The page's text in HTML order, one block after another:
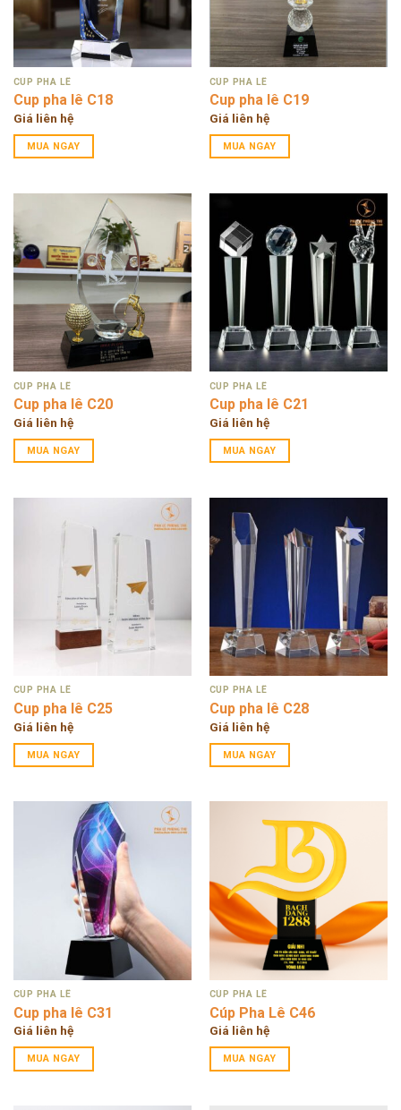
CÚP PHA LÊ
Cup pha lê C18
Giá liên hệ
MUA NGAY
CÚP PHA LÊ
Cup pha lê C19
Giá liên hệ
MUA NGAY
CÚP PHA LÊ
Cup pha lê C20
Giá liên hệ
MUA NGAY
CÚP PHA LÊ
Cup pha lê C21
Giá liên hệ
MUA NGAY
CÚP PHA LÊ
Cup pha lê C25
Giá liên hệ
MUA NGAY
CÚP PHA LÊ
Cup pha lê C28
Giá liên hệ
MUA NGAY
CÚP PHA LÊ
Cup pha lê C31
Giá liên hệ
MUA NGAY
CÚP PHA LÊ
Cúp Pha Lê C46
Giá liên hệ
MUA NGAY